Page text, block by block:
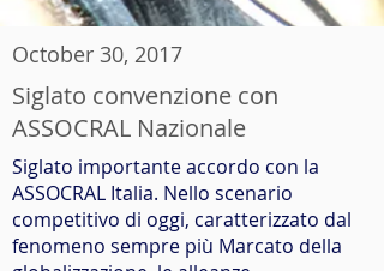
October 30, 2017
Siglato convenzione con
ASSOCRAL Nazionale
Siglato importante accordo con la
ASSOCRAL Italia. Nello scenario
competitivo di oggi, caratterizzato dal
fenomeno sempre più Marcato della